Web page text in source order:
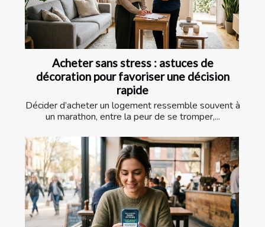
Acheter sans stress : astuces de
décoration pour favoriser une décision
rapide
Décider d’acheter un logement ressemble souvent à
un marathon, entre la peur de se tromper,...